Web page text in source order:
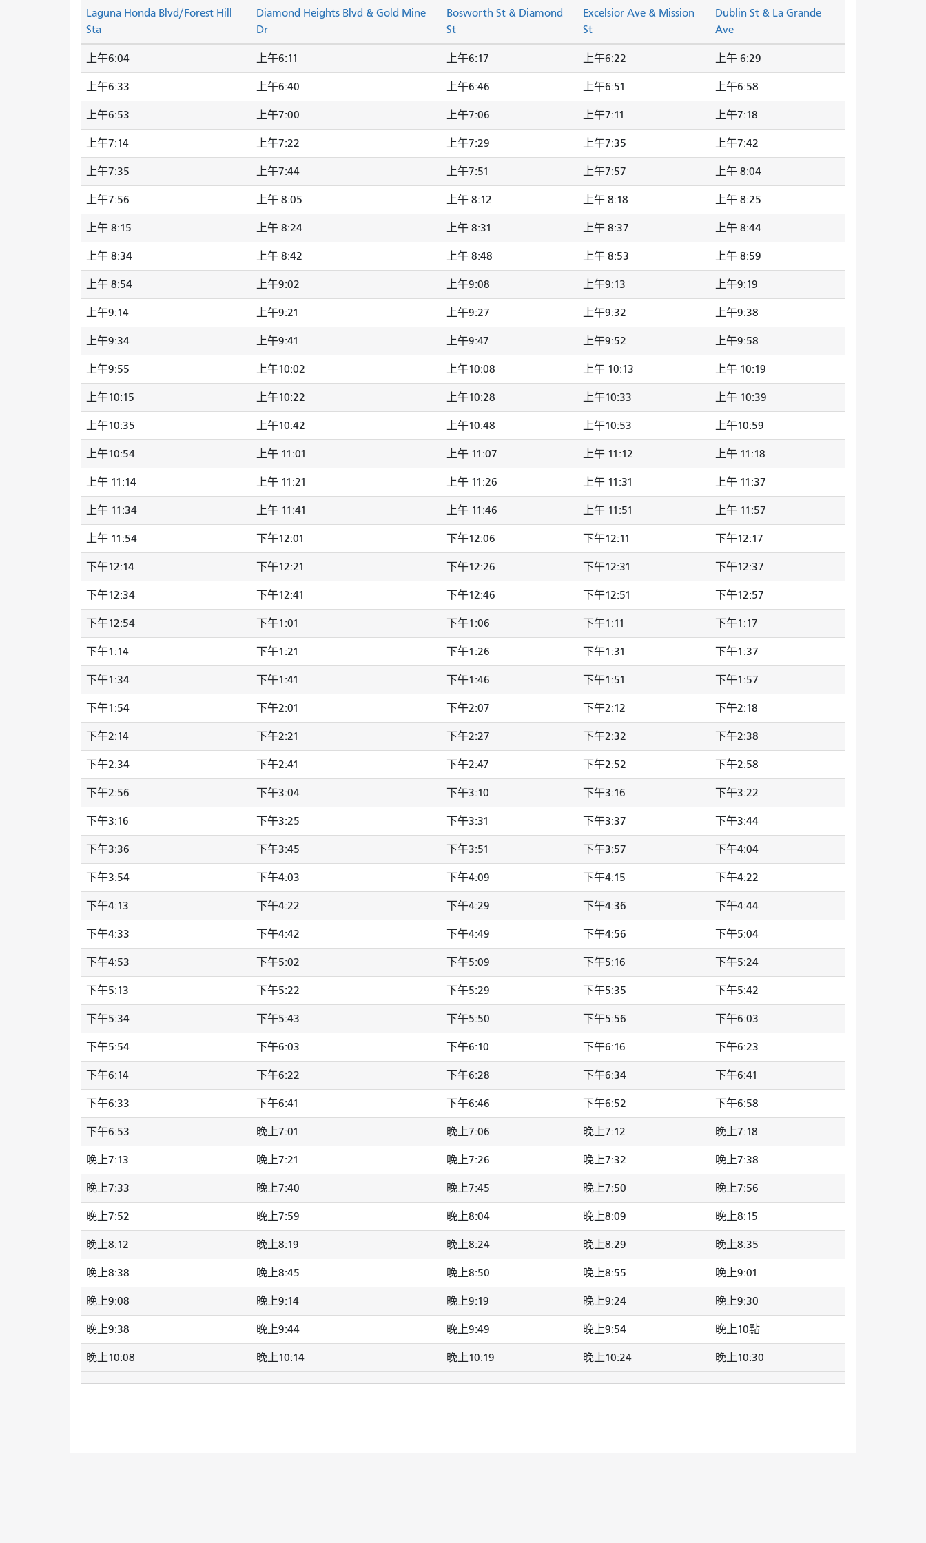
Laguna Honda Blvd/Forest Hill
Sta
Diamond Heights Blvd & Gold Mine
Dr
Bosworth St & Diamond
St
Excelsior Ave & Mission
St
Dublin St & La Grande
Ave
上午6:04 上午6:11 上午6:17 上午6:22 上午 6:29
上午6:33 上午6:40 上午6:46 上午6:51 上午6:58
上午6:53 上午7:00 上午7:06 上午7:11 上午7:18
上午7:14 上午7:22 上午7:29 上午7:35 上午7:42
上午7:35 上午7:44 上午7:51 上午7:57 上午 8:04
上午7:56 上午 8:05 上午 8:12 上午 8:18 上午 8:25
上午 8:15 上午 8:24 上午 8:31 上午 8:37 上午 8:44
上午 8:34 上午 8:42 上午 8:48 上午 8:53 上午 8:59
上午 8:54 上午9:02 上午9:08 上午9:13 上午9:19
上午9:14 上午9:21 上午9:27 上午9:32 上午9:38
上午9:34 上午9:41 上午9:47 上午9:52 上午9:58
上午9:55 上午10:02 上午10:08 上午 10:13 上午 10:19
上午10:15 上午10:22 上午10:28 上午10:33 上午 10:39
上午10:35 上午10:42 上午10:48 上午10:53 上午10:59
上午10:54 上午 11:01 上午 11:07 上午 11:12 上午 11:18
上午 11:14 上午 11:21 上午 11:26 上午 11:31 上午 11:37
上午 11:34 上午 11:41 上午 11:46 上午 11:51 上午 11:57
上午 11:54 下午12:01 下午12:06 下午12:11 下午12:17
下午12:14 下午12:21 下午12:26 下午12:31 下午12:37
下午12:34 下午12:41 下午12:46 下午12:51 下午12:57
下午12:54 下午1:01 下午1:06 下午1:11 下午1:17
下午1:14 下午1:21 下午1:26 下午1:31 下午1:37
下午1:34 下午1:41 下午1:46 下午1:51 下午1:57
下午1:54 下午2:01 下午2:07 下午2:12 下午2:18
下午2:14 下午2:21 下午2:27 下午2:32 下午2:38
下午2:34 下午2:41 下午2:47 下午2:52 下午2:58
下午2:56 下午3:04 下午3:10 下午3:16 下午3:22
下午3:16 下午3:25 下午3:31 下午3:37 下午3:44
下午3:36 下午3:45 下午3:51 下午3:57 下午4:04
下午3:54 下午4:03 下午4:09 下午4:15 下午4:22
下午4:13 下午4:22 下午4:29 下午4:36 下午4:44
下午4:33 下午4:42 下午4:49 下午4:56 下午5:04
下午4:53 下午5:02 下午5:09 下午5:16 下午5:24
下午5:13 下午5:22 下午5:29 下午5:35 下午5:42
下午5:34 下午5:43 下午5:50 下午5:56 下午6:03
下午5:54 下午6:03 下午6:10 下午6:16 下午6:23
下午6:14 下午6:22 下午6:28 下午6:34 下午6:41
下午6:33 下午6:41 下午6:46 下午6:52 下午6:58
下午6:53 晚上7:01 晚上7:06 晚上7:12 晚上7:18
晚上7:13 晚上7:21 晚上7:26 晚上7:32 晚上7:38
晚上7:33 晚上7:40 晚上7:45 晚上7:50 晚上7:56
晚上7:52 晚上7:59 晚上8:04 晚上8:09 晚上8:15
晚上8:12 晚上8:19 晚上8:24 晚上8:29 晚上8:35
晚上8:38 晚上8:45 晚上8:50 晚上8:55 晚上9:01
晚上9:08 晚上9:14 晚上9:19 晚上9:24 晚上9:30
晚上9:38 晚上9:44 晚上9:49 晚上9:54 晚上10點
晚上10:08 晚上10:14 晚上10:19 晚上10:24 晚上10:30